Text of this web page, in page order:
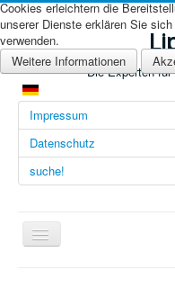
Die Experten
Impressum
Datenschutz
suche!
Navigation
an/aus
Cookies erleichtern die
unserer Dienste erklären Sie
verwenden.
Weitere Informationen